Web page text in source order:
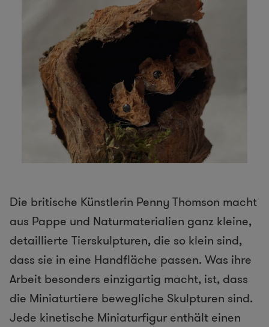
Die britische Künstlerin Penny Thomson macht
aus Pappe und Naturmaterialien ganz kleine,
detaillierte Tierskulpturen, die so klein sind,
dass sie in eine Handfläche passen. Was ihre
Arbeit besonders einzigartig macht, ist, dass
die Miniaturtiere bewegliche Skulpturen sind.
Jede kinetische Miniaturfigur enthält einen